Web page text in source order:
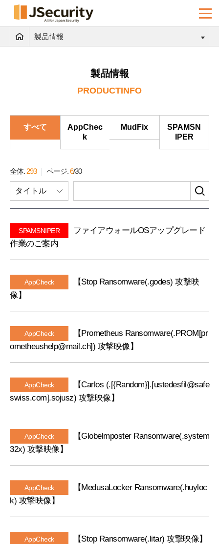
製品情報
製品情報
PRODUCTINFO
すべて
AppChec
k
MudFix
SPAMSN
IPER
全体. 293 ページ.6/30
索
ー
タイトル
SPAMSNIPER
ファイアウォールOSアップグレード
作業のご案内
AppCheck
【Stop Ransomware(.godes) 攻撃映
像】
AppCheck
【Prometheus Ransomware(.PROM[pr
ometheushelp@mail.ch]) 攻撃映像】
AppCheck
【Carlos (.[{Random}].[ustedesfil@safe
swiss.com].sojusz) 攻撃映像】
AppCheck
【Globelmposter Ransomware(.system
32x) 攻撃映像】
AppCheck
【MedusaLocker Ransomware(.huyloc
k) 攻撃映像】
AppCheck 【Stop Ransomware(.litar) 攻撃映像】